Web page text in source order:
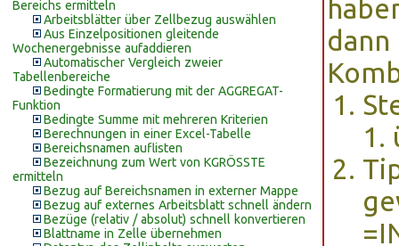
Bereichs ermitteln
Arbeitsblätter über Zellbezug auswählen
Aus Einzelpositionen gleitende
Wochenergebnisse aufaddieren
Automatischer Vergleich zweier
Tabellenbereiche
Bedingte Formatierung mit der AGGREGAT-
Funktion
Bedingte Summe mit mehreren Kriterien
Berechnungen in einer Excel-Tabelle
Bereichsnamen auflisten
Bezeichnung zum Wert von KGRÖSSTE
ermitteln
Bezug auf Bereichsnamen in externer Mappe
Bezug auf externes Arbeitsblatt schnell ändern
Bezüge (relativ / absolut) schnell konvertieren
Blattname in Zelle übernehmen
1.